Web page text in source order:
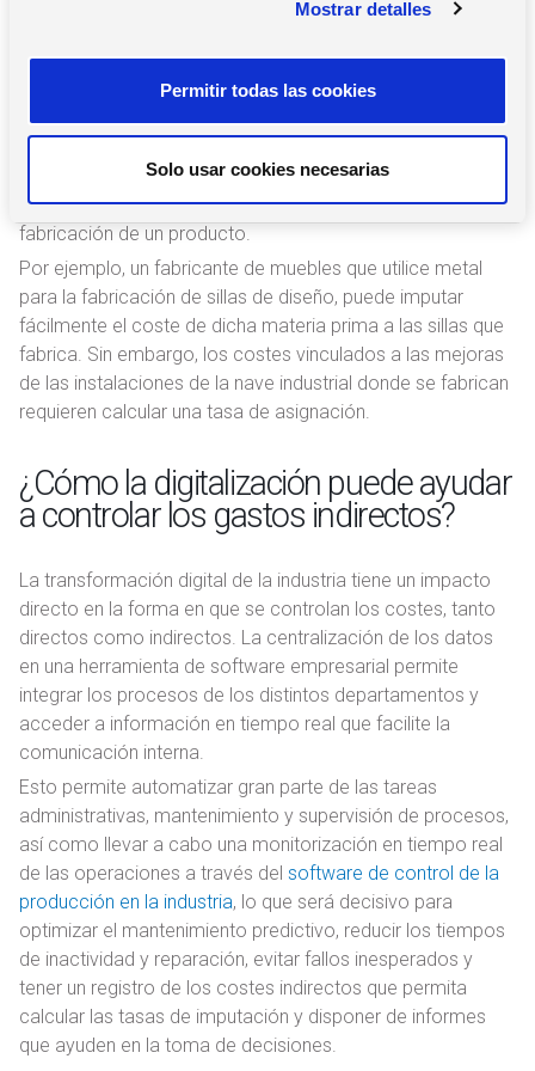
n
m
i
e
n
t
o
Mostrar detalles
Permitir todas las cookies
Solo usar cookies necesarias
directos de los costes indirectos de
producción?
Para diferenciar claramente entre los costes directos y los
costes indirectos, hay que tener en cuenta si dichos costes
afectan a la producción en general, o por el contrario,
están vinculados de manera precisa y cuantificable a la
fabricación de un producto.
Por ejemplo, un fabricante de muebles que utilice metal
para la fabricación de sillas de diseño, puede imputar
fácilmente el coste de dicha materia prima a las sillas que
fabrica. Sin embargo, los costes vinculados a las mejoras
de las instalaciones de la nave industrial donde se fabrican
requieren calcular una tasa de asignación.
¿Cómo la digitalización puede ayudar
a controlar los gastos indirectos?
La transformación digital de la industria tiene un impacto
directo en la forma en que se controlan los costes, tanto
directos como indirectos. La centralización de los datos
en una herramienta de software empresarial permite
integrar los procesos de los distintos departamentos y
acceder a información en tiempo real que facilite la
comunicación interna.
Esto permite automatizar gran parte de las tareas
administrativas, mantenimiento y supervisión de procesos,
así como llevar a cabo una monitorización en tiempo real
de las operaciones a través del software de control de la
producción en la industria, lo que será decisivo para
optimizar el mantenimiento predictivo, reducir los tiempos
de inactividad y reparación, evitar fallos inesperados y
tener un registro de los costes indirectos que permita
calcular las tasas de imputación y disponer de informes
que ayuden en la toma de decisiones.